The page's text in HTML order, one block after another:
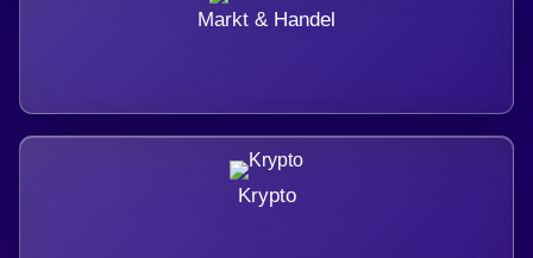
Markt & Handel
Krypto